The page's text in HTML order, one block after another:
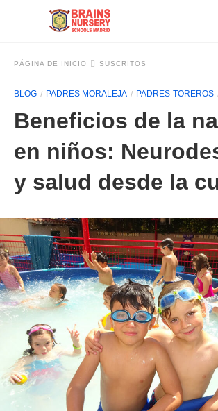
PÁGINA DE INICIO SUSCRITOS
BLOG PADRES MORALEJA PADRES-TOREROS
Beneficios de la
en niños:
y salud desde la